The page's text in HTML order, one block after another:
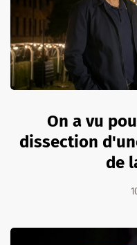
On a vu
dissection
de